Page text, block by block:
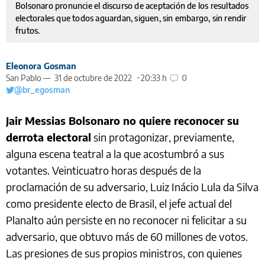
Bolsonaro pronuncie el discurso de aceptación de los resultados
electorales que todos aguardan, siguen, sin embargo, sin rendir
frutos.
Eleonora Gosman
San Pablo — 31 de octubre de 2022 20:33 h
0
@br_egosman
Jair Messias Bolsonaro no quiere reconocer su
derrota electoral sin protagonizar, previamente,
alguna escena teatral a la que acostumbró a sus
votantes. Veinticuatro horas después de la
proclamación de su adversario, Luiz Inácio Lula da Silva
como presidente electo de Brasil, el jefe actual del
Planalto aún persiste en no reconocer ni felicitar a su
adversario, que obtuvo más de 60 millones de votos.
Las presiones de sus propios ministros, con quienes